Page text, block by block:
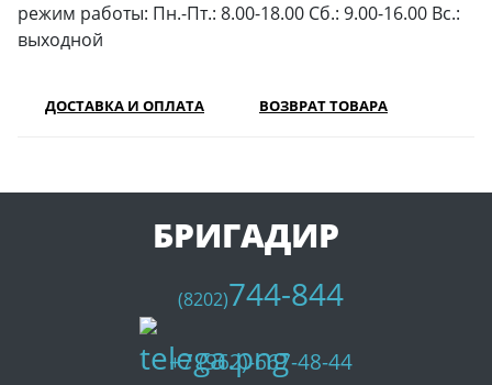
режим работы: Пн.-Пт.: 8.00-18.00 Сб.: 9.00-16.00 Вс.:
выходной
ДОСТАВКА И ОПЛАТА ВОЗВРАТ ТОВАРА
БРИГАДИР
(8202)744-844
+7 (962)-667-48-44